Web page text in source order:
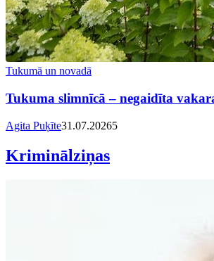
Tukumā un novadā
Tukuma slimnīcā – negaidīta
Agita Puķīte31.07.20265
Kriminālziņas